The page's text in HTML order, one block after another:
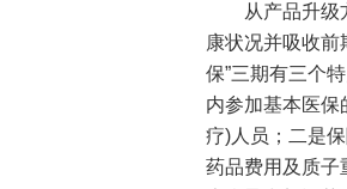
从产品升级
康状况并吸收
保”三期有三个
内参加基本医保
疗)人员；二是
药品费用及质子